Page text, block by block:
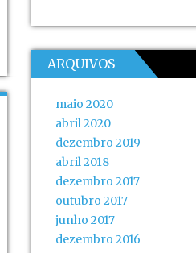
ARQUIVOS
maio 2020
abril 2020
dezembro 2019
abril 2018
dezembro 2017
outubro 2017
junho 2017
dezembro 2016